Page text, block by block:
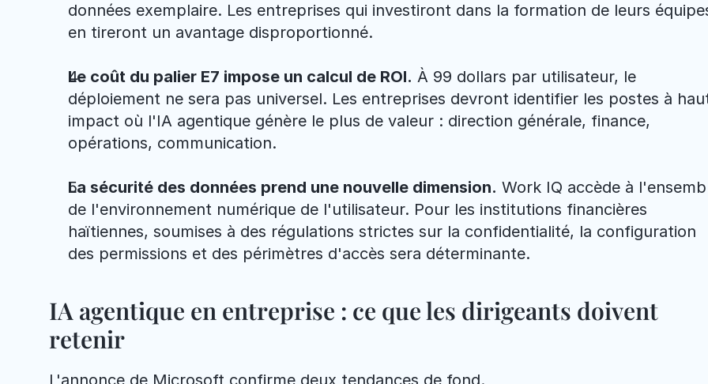
données exemplaire. Les entreprises qui investiront dans la formation de leurs
en tireront un avantage disproportionné.
Le coût du palier E7 impose un calcul de ROI. À 99 dollars par utilisateur, le
déploiement ne sera pas universel. Les entreprises devront identifier les postes à
impact où l'IA agentique génère le plus de valeur : direction générale, finance,
opérations, communication.
La sécurité des données prend une nouvelle dimension. Work IQ accède à
de l'environnement numérique de l'utilisateur. Pour les institutions financières
haïtiennes, soumises à des régulations strictes sur la confidentialité, la configuration
des permissions et des périmètres d'accès sera déterminante.
IA agentique en entreprise : ce que les dirigeants doivent
retenir
L'annonce de Microsoft confirme deux tendances de fond.